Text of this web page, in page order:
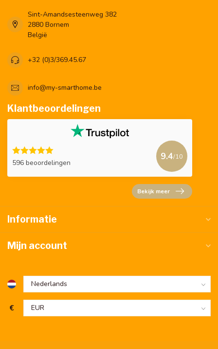
Sint-Amandsesteenweg 382
2880 Bornem
België
+32 (0)3/369.45.67
info@my-smarthome.be
Klantbeoordelingen
596 beoordelingen
9.4/10
Bekijk meer
Informatie
Mijn account
€